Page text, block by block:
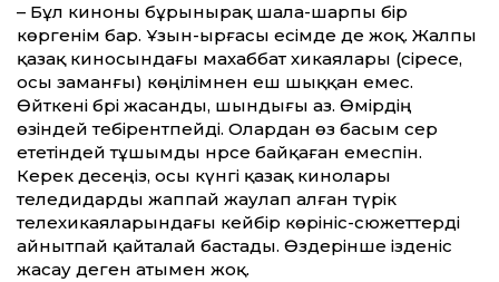
– Бұл киноны бұрынырақ шала-шарпы бір
көргенім бар. Ұзын-ырғасы есімде де жоқ. Жалпы
қазақ киносындағы махаббат хикаялары (әсіресе,
осы заманғы) көңілімнен еш шыққан емес.
Өйткені бәрі жасанды, шындығы аз. Өмірдің
өзіндей тебірентпейді. Олардан өз басым әсер
ететіндей тұшымды нәрсе байқаған емеспін.
Керек десеңіз, осы күнгі қазақ кинолары
теледидарды жаппай жаулап алған түрік
телехикаяларындағы кейбір көрініс-сюжеттерді
айнытпай қайталай бастады. Өздерінше ізденіс
жасау деген атымен жоқ.